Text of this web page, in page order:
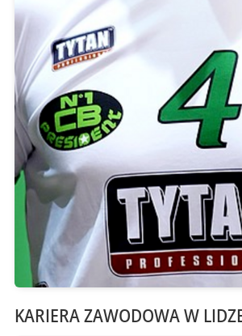
KARIERA ZAWODOWA W